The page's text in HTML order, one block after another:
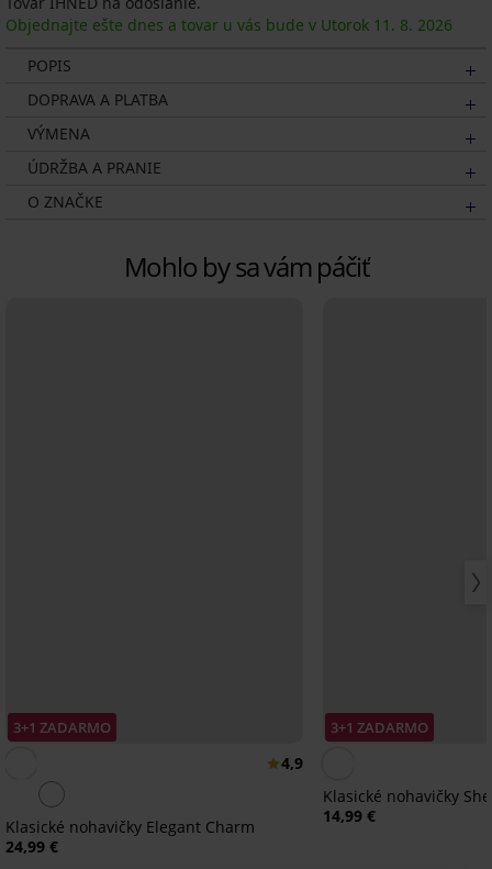
Objednajte ešte dnes a tovar u vás bude v Utorok 11. 8. 2026
POPIS
DOPRAVA A PLATBA
VÝMENA
ÚDRŽBA A PRANIE
O ZNAČKE
Mohlo by sa vám páčiť
3+1 ZADARMO
4,9
Klasické nohavičky Elegant Charm
24,99 €
3+1 ZADARMO
Klasické nohavičky
14,99 €